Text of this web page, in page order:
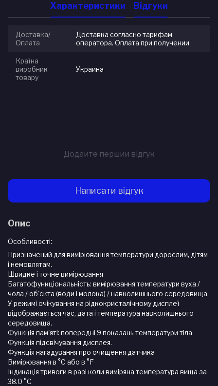
Характеристики Відгуки
Доставка/
Оплата
Доставка согласно тарифам
оператора. Оплата при получении
Країна
виробник
товару
Украина
Додайте перший відгук
Написати відгук
Опис
Особливості:
Призначений для вимірювання температури дорослим, дітям
і немовлятам.
Швидке і точне вимірювання
Багатофункціональність: вимірювання температури вуха /
чола / об'єкта (води і молока) / навколишнього середовища
У режимі очікування на рідкокристалічному дисплеї
відображається час, дата і температура навколишнього
середовища.
Функція пам'яті: попередні 9 показань температури тіла
Функція підсвічування дисплея.
Функція нагадування про очищення датчика
Вимірювання в °С або в °F
Індикація тривоги в разі коли виміряна температура вища за
38.0 °С